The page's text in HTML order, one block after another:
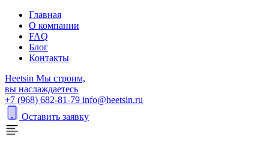
Главная
О компании
FAQ
Блог
Контакты
Heetsin Мы строим,
вы наслаждаетесь
+7 (968) 682-81-79 info@heetsin.ru
Оставить заявку